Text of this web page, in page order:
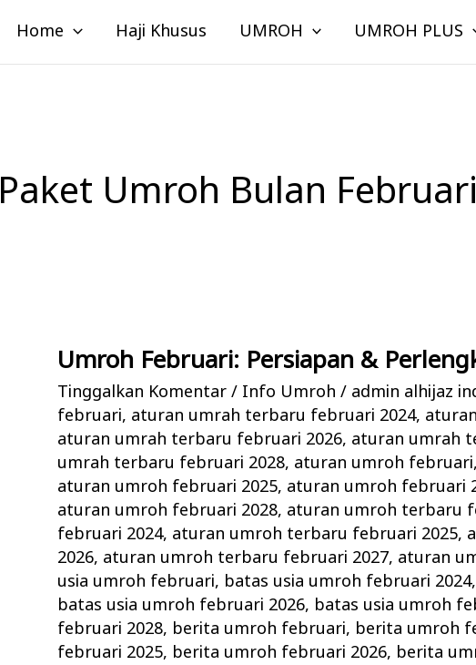
Home Haji Khusus UMROH UMROH PLUS
Paket Umroh Bulan
Umroh Februari: Persiapan &
Tinggalkan Komentar / Info Umroh / admin alhijaz
februari, aturan umrah terbaru februari 2024,
aturan umrah terbaru februari 2026, aturan umrah
umrah terbaru februari 2028, aturan umroh februari,
aturan umroh februari 2025, aturan umroh februari
aturan umroh februari 2028, aturan umroh terbaru
februari 2024, aturan umroh terbaru februari 2025,
2026, aturan umroh terbaru februari 2027, aturan
usia umroh februari, batas usia umroh februari 2024,
batas usia umroh februari 2026, batas usia umroh
februari 2028, berita umroh februari, berita umroh
februari 2025, berita umroh februari 2026, berita
Umroh
Februari:
Persiapan
&
Perlengkapannya